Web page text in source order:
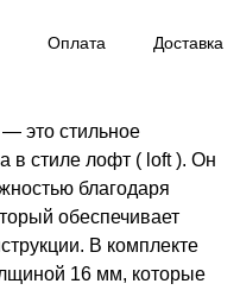
Оплата Доставка
это стильное
в стиле лофт ( loft ). Он
благодаря
обеспечивает
В комплекте
16 мм, которые